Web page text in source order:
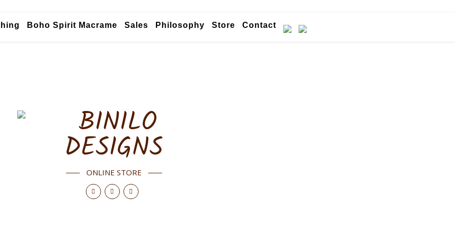
Boho Spirit Macrame Sales Philosophy Store Contact
ONLINE STORE